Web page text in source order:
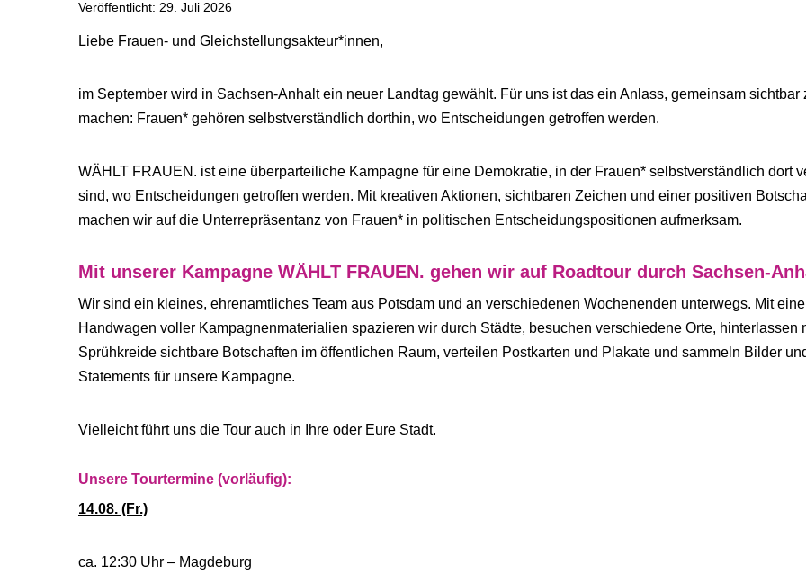
Veröffentlicht: 29. Juli 2026
Liebe Frauen- und Gleichstellungsakteur*innen,
im September wird in Sachsen-Anhalt ein neuer Landtag gewählt. Für uns ist das ein Anlass, gemeinsam sichtbar
machen: Frauen* gehören selbstverständlich dorthin, wo Entscheidungen getroffen werden.
WÄHLT FRAUEN. ist eine überparteiliche Kampagne für eine Demokratie, in der Frauen* selbstverständlich dort
sind, wo Entscheidungen getroffen werden. Mit kreativen Aktionen, sichtbaren Zeichen und einer positiven
machen wir auf die Unterrepräsentanz von Frauen* in politischen Entscheidungspositionen aufmerksam.
Mit unserer Kampagne WÄHLT FRAUEN. gehen wir auf Roadtour durch Sachsen-
Wir sind ein kleines, ehrenamtliches Team aus Potsdam und an verschiedenen Wochenenden unterwegs. Mit
Handwagen voller Kampagnenmaterialien spazieren wir durch Städte, besuchen verschiedene Orte, hinterlassen
Sprühkreide sichtbare Botschaften im öffentlichen Raum, verteilen Postkarten und Plakate und sammeln Bilder
Statements für unsere Kampagne.
Vielleicht führt uns die Tour auch in Ihre oder Eure Stadt.
Unsere Tourtermine (vorläufig):
14.08. (Fr.)
ca. 12:30 Uhr – Magdeburg